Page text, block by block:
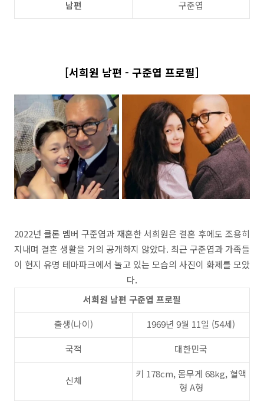
남편
구준엽
[서희원 남편 - 구준엽 프로필]
2022년 클론 멤버 구준엽과 재혼한 서희원은 결혼 후에도 조용히
지내며 결혼 생활을 거의 공개하지 않았다. 최근 구준엽과 가족들
이 현지 유명 테마파크에서 놀고 있는 모습의 사진이 화제를 모았
다.
서희원 남편 구준엽 프로필
출생(나이)
1969년 9월 11일 (54세)
국적
대한민국
신체
키 178cm, 몸무게 68kg, 혈액
형 A형